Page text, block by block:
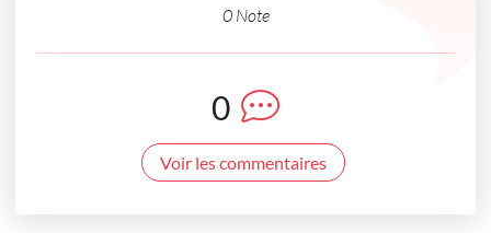
0 Note
0
Voir les commentaires